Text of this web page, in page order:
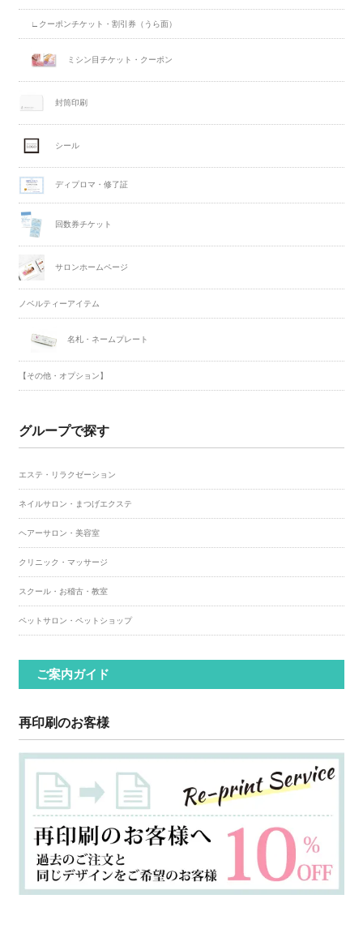
∟クーポンチケット・割引券（うら面）
ミシン目チケット・クーポン
封筒印刷
シール
ディプロマ・修了証
回数券チケット
サロンホームページ
ノベルティーアイテム
名札・ネームプレート
【その他・オプション】
グループで探す
エステ・リラクゼーション
ネイルサロン・まつげエクステ
ヘアーサロン・美容室
クリニック・マッサージ
スクール・お稽古・教室
ペットサロン・ペットショップ
ご案内ガイド
再印刷のお客様